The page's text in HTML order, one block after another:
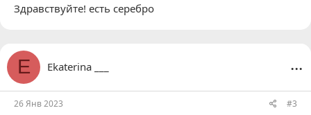
Здравствуйте! есть серебро
E Ekaterina ___ ...
26 Янв 2023 #3